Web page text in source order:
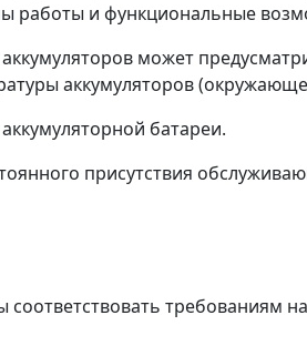
работы и функциональные
может
аккумуляторов
батареи.
присутствия
требованиям